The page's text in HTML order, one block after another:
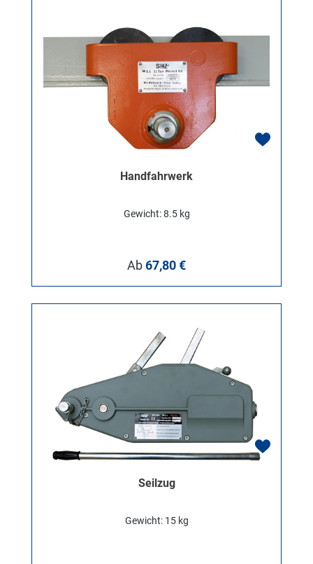
Handfahrwerk
Gewicht: 8.5 kg
Regulärer Preis:
Ab67,80 €
Seilzug
Gewicht: 15 kg